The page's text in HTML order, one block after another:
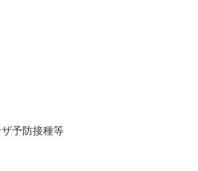
予防接種等